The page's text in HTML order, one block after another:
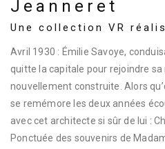
Jeanneret
Une collection VR
Avril 1930 : Émilie Savoye,
quitte la capitale pour rejoindre
nouvellement construite. Alors
se remémore les deux années
avec cet architecte si sûr de lui :
Ponctuée des souvenirs de